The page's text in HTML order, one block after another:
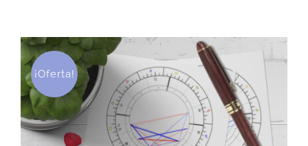
U$
68.
U$
55.
¡Oferta!